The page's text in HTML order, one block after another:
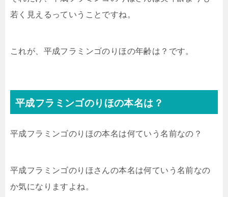
若く見えるっていうことですね。
これが、平成フラミンゴのりほの年齢は？です。
平成フラミンゴのりほの本名は？
平成フラミンゴのりほの本名は何ていう名前なの？
平成フラミンゴのりほさんの本名は何ていう名前なの
か気になりますよね。